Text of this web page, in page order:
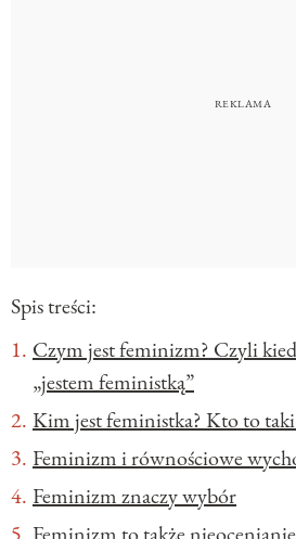
Spis treści:
Czym jest feminizm? Czyli
„jestem feministką”
Kim jest feministka? Kto to
Feminizm i równościowe
Feminizm znaczy wybór